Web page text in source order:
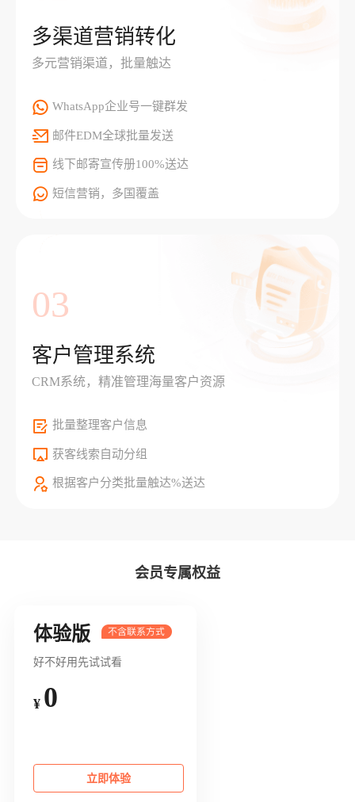
多渠道营销转化
多元营销渠道，批量触达
WhatsApp企业号一键群发
邮件EDM全球批量发送
线下邮寄宣传册100%送达
短信营销，多国覆盖
03
客户管理系统
CRM系统，精准管理海量客户资源
批量整理客户信息
获客线索自动分组
根据客户分类批量触达%送达
会员专属权益
体验版
好不好用先试试看
¥ 0
立即体验